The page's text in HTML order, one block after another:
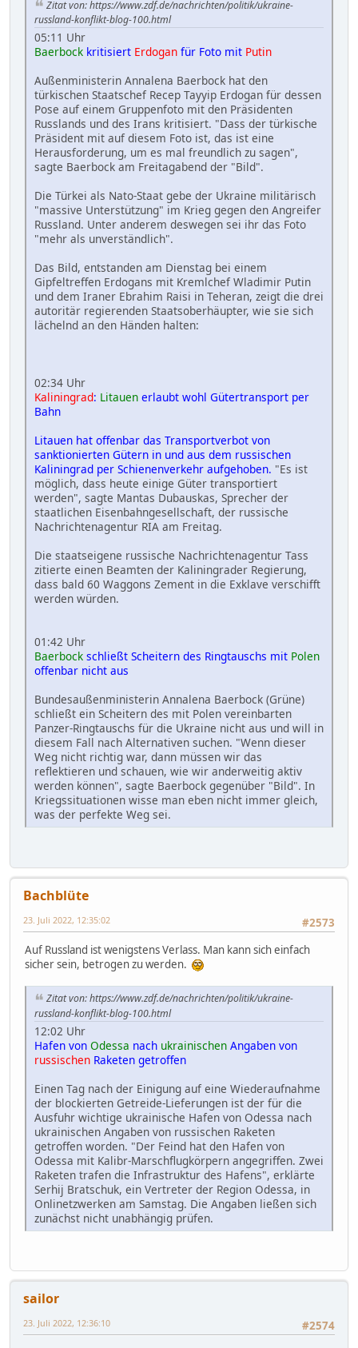
Zitat von: https://www.zdf.de/nachrichten/politik/ukraine-
russland-konflikt-blog-100.html
05:11 Uhr
Baerbock kritisiert Erdogan für Foto mit Putin
Außenministerin Annalena Baerbock hat den
türkischen Staatschef Recep Tayyip Erdogan für dessen
Pose auf einem Gruppenfoto mit den Präsidenten
Russlands und des Irans kritisiert. "Dass der türkische
Präsident mit auf diesem Foto ist, das ist eine
Herausforderung, um es mal freundlich zu sagen",
sagte Baerbock am Freitagabend der "Bild".
Die Türkei als Nato-Staat gebe der Ukraine militärisch
"massive Unterstützung" im Krieg gegen den Angreifer
Russland. Unter anderem deswegen sei ihr das Foto
"mehr als unverständlich".
Das Bild, entstanden am Dienstag bei einem
Gipfeltreffen Erdogans mit Kremlchef Wladimir Putin
und dem Iraner Ebrahim Raisi in Teheran, zeigt die drei
autoritär regierenden Staatsoberhäupter, wie sie sich
lächelnd an den Händen halten:
02:34 Uhr
Kaliningrad: Litauen erlaubt wohl Gütertransport per
Bahn
Litauen hat offenbar das Transportverbot von
sanktionierten Gütern in und aus dem russischen
Kaliningrad per Schienenverkehr aufgehoben. "Es ist
möglich, dass heute einige Güter transportiert
werden", sagte Mantas Dubauskas, Sprecher der
staatlichen Eisenbahngesellschaft, der russische
Nachrichtenagentur RIA am Freitag.
Die staatseigene russische Nachrichtenagentur Tass
zitierte einen Beamten der Kaliningrader Regierung,
dass bald 60 Waggons Zement in die Exklave verschifft
werden würden.
01:42 Uhr
Baerbock schließt Scheitern des Ringtauschs mit Polen
offenbar nicht aus
Bundesaußenministerin Annalena Baerbock (Grüne)
schließt ein Scheitern des mit Polen vereinbarten
Panzer-Ringtauschs für die Ukraine nicht aus und will in
diesem Fall nach Alternativen suchen. "Wenn dieser
Weg nicht richtig war, dann müssen wir das
reflektieren und schauen, wie wir anderweitig aktiv
werden können", sagte Baerbock gegenüber "Bild". In
Kriegssituationen wisse man eben nicht immer gleich,
was der perfekte Weg sei.
Bachblüte
#2573
23. Juli 2022, 12:35:02
Auf Russland ist wenigstens Verlass. Man kann sich einfach
sicher sein, betrogen zu werden.
Zitat von: https://www.zdf.de/nachrichten/politik/ukraine-
russland-konflikt-blog-100.html
12:02 Uhr
Hafen von Odessa nach ukrainischen Angaben von
russischen Raketen getroffen
Einen Tag nach der Einigung auf eine Wiederaufnahme
der blockierten Getreide-Lieferungen ist der für die
Ausfuhr wichtige ukrainische Hafen von Odessa nach
ukrainischen Angaben von russischen Raketen
getroffen worden. "Der Feind hat den Hafen von
Odessa mit Kalibr-Marschflugkörpern angegriffen. Zwei
Raketen trafen die Infrastruktur des Hafens", erklärte
Serhij Bratschuk, ein Vertreter der Region Odessa, in
Onlinetzwerken am Samstag. Die Angaben ließen sich
zunächst nicht unabhängig prüfen.
sailor
#2574
23. Juli 2022, 12:36:10